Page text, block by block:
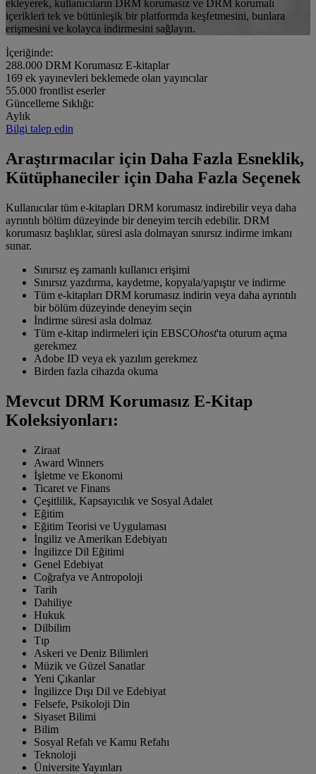
ekleyerek, kullanıcıların DRM korumasız ve DRM korumalı
içerikleri tek ve bütünleşik bir platformda keşfetmesini, bunlara
erişmesini ve kolayca indirmesini sağlayın.
İçeriğinde:
288.000 DRM Korumasız E-kitaplar
169 ek yayınevleri beklemede olan yayıncılar
55.000 frontlist eserler
Güncelleme Sıklığı:
Aylık
Bilgi talep edin
Araştırmacılar için Daha Fazla Esneklik,
Kütüphaneciler için Daha Fazla Seçenek
Kullanıcılar tüm e-kitapları DRM korumasız indirebilir veya daha
ayrıntılı bölüm düzeyinde bir deneyim tercih edebilir. DRM
korumasız başlıklar, süresi asla dolmayan sınırsız indirme imkanı
sunar.
Sınırsız eş zamanlı kullanıcı erişimi
Sınırsız yazdırma, kaydetme, kopyala/yapıştır ve indirme
Tüm e-kitapları DRM korumasız indirin veya daha ayrıntılı
bir bölüm düzeyinde deneyim seçin
İndirme süresi asla dolmaz
Tüm e-kitap indirmeleri için EBSCOhost'ta oturum açma
gerekmez
Adobe ID veya ek yazılım gerekmez
Birden fazla cihazda okuma
Mevcut DRM Korumasız E-Kitap
Koleksiyonları:
Ziraat
Award Winners
İşletme ve Ekonomi
Ticaret ve Finans
Çeşitlilik, Kapsayıcılık ve Sosyal Adalet
Eğitim
Eğitim Teorisi ve Uygulaması
İngiliz ve Amerikan Edebiyatı
İngilizce Dil Eğitimi
Genel Edebiyat
Coğrafya ve Antropoloji
Tarih
Dahiliye
Hukuk
Dilbilim
Tıp
Askeri ve Deniz Bilimleri
Müzik ve Güzel Sanatlar
Yeni Çıkanlar
İngilizce Dışı Dil ve Edebiyat
Felsefe, Psikoloji Din
Siyaset Bilimi
Bilim
Sosyal Refah ve Kamu Refahı
Teknoloji
Üniversite Yayınları